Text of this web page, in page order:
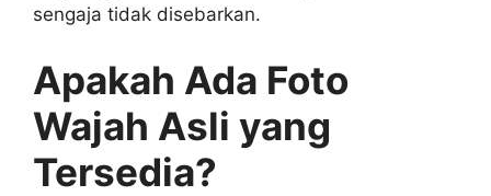
sengaja tidak disebarkan.
Apakah Ada Foto
Wajah Asli yang
Tersedia?